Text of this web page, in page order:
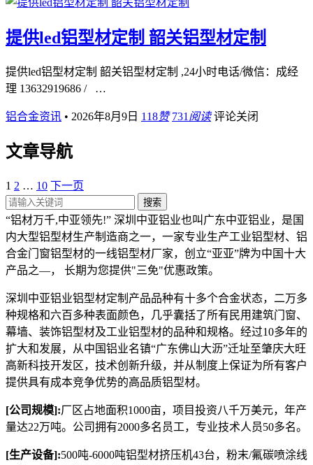
提供led铝型材定制 韶关铝型材定制
提供led铝型材定制 韶关铝型材定制 ,24小时电话/微信：成经
理 13632919686 / …
铝合金资讯 • 2026年8月9日 118赞 731 阅读 评论关闭
文章导航
1 2 … 10 下一页
搜索
“铝材万千,中亚领先!” 深圳中亚铝业也叫广东中亚铝业，是国
内大型铝型材生产制造商之一，一家专业生产工业铝型材、铝
合金门窗铝型材的一线铝型材厂家，创立“亚亚”牌为中国十大
产品之—， 长期为您提供"三免"优惠政策。
深圳中亚铝业铝型材定制产品品种有十多个合金状态，二万多
种规格和六百多种表面颜色，几乎囊括了所有民用建筑门窗、
幕墙、装饰铝型材及工业铝型材的品种和规格。经过10多年的
扩大和发展，从中国铝业名镇“广东佛山大沥”迁址至肇庆大旺
高新科技开发区，技术创新升级，并从制度上保证为所有客户
提供具有成本竞争优势的高品质铝型材。
[公司规模]:厂区占地面积1000亩，项目投资八千万美元，年产
量达22万吨。公司拥有2000多名员工，专业技术人员50多名。
[生产设备]:500吨-6000吨铝型材挤压机43台，粉末/氟碳喷涂线